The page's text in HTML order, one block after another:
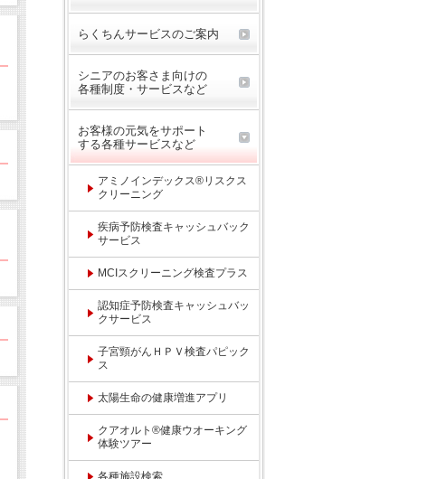
らくちんサービスのご案内
シニアのお客さま向けの
各種制度・サービスなど
お客様の元気をサポート
する各種サービスなど
アミノインデックス®リスクス
クリーニング
疾病予防検査キャッシュバック
サービス
MCIスクリーニング検査プラス
認知症予防検査キャッシュバッ
クサービス
子宮頸がんＨＰＶ検査パピック
ス
太陽生命の健康増進アプリ
クアオルト®健康ウオーキング
体験ツアー
各種施設検索